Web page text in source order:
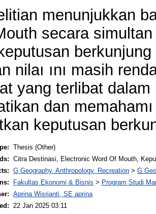
menunjukkan
secara
nilaı ını masih
yang terlibat
dan
keputusan
Thesis (Other)
Citra Destinasi, Electronic Word Of Mouth,
G Geography. Anthropology. Recreation > G
Fakultas Ekonomi & Bisnis > Program Studi
Aprina Wisrianti, SE aprina
22 Jan 2025 03:11